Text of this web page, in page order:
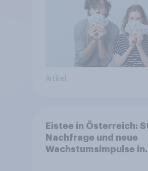
Artikel
Eistee in Österreich:
Nachfrage und neue
Wachstumsimpulse in